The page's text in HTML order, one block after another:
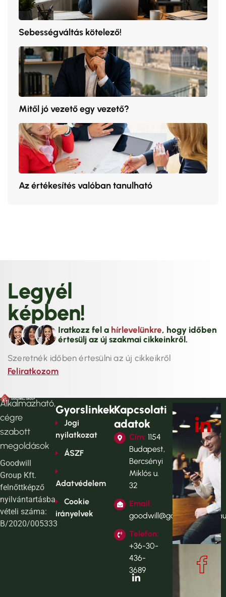
Sebességváltás kötelező!
Mitől jó vezető egy vezető?
Az értékesítés valóban tanulható
Legyél
képben!
Iratkozz fel a hírlevelünkre, hogy időben
értesülj az új szakmai cikkeinkről.
Szeretnék időben értesülni az új cikkeikről
Feliratkozom
Alkalmazható,
cégre
szabott
megoldások
Goodwill
Group Kft.
felnőttképző
nyilvántartásba
vételi száma:
B/2020/005333
Gyorslinkek
Jogi
nyilatkozat
ÁSZF
Adatvédelem
Cookie
irányelvek
Kapcsolati
adatok
Cím: 1154
Budapest,
Bercsényi
Miklós u.
32
Email:
Telefon:
+36-30-
436-
3689